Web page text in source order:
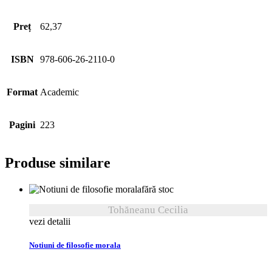
Preț 62,37
ISBN 978-606-26-2110-0
Format Academic
Pagini 223
Produse similare
fără stoc
Tohăneanu Cecilia
vezi detalii
Notiuni de filosofie morala